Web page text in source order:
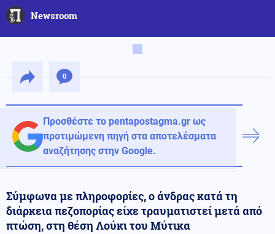
Newsroom
0
Προσθέστε το pentapostagma.gr ως
προτιμώμενη πηγή στα αποτελέσματα
αναζήτησης στην Google.
Σύμφωνα με πληροφορίες, ο άνδρας κατά τη
διάρκεια πεζοπορίας είχε τραυματιστεί μετά από
πτώση, στη θέση Λούκι του Μύτικα